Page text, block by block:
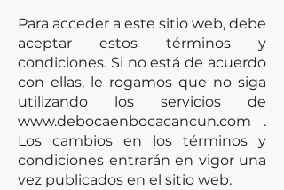
Para acceder a este sitio web, debe
aceptar estos términos y
condiciones. Si no está de acuerdo
con ellas, le rogamos que no siga
utilizando los servicios de
www.debocaenbocacancun.com .
Los cambios en los términos y
condiciones entrarán en vigor una
vez publicados en el sitio web.